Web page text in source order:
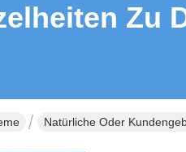
Zu
Natürliche Oder